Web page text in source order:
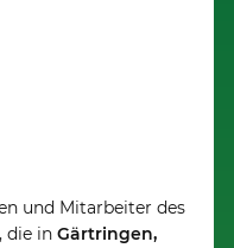
und Mitarbeiter des
die inGärtringen,